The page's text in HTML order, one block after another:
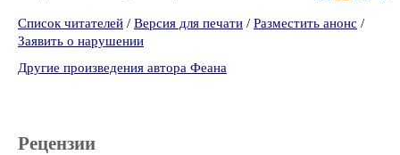
Список читателей / Версия для печати / Разместить анонс /
Заявить о нарушении
Другие произведения автора Феана
Рецензии